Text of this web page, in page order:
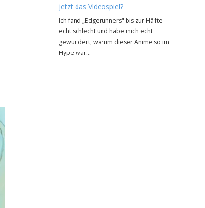
jetzt das Videospiel?
Ich fand „Edgerunners" bis zur Hälfte
echt schlecht und habe mich echt
gewundert, warum dieser Anime so im
Hype war…